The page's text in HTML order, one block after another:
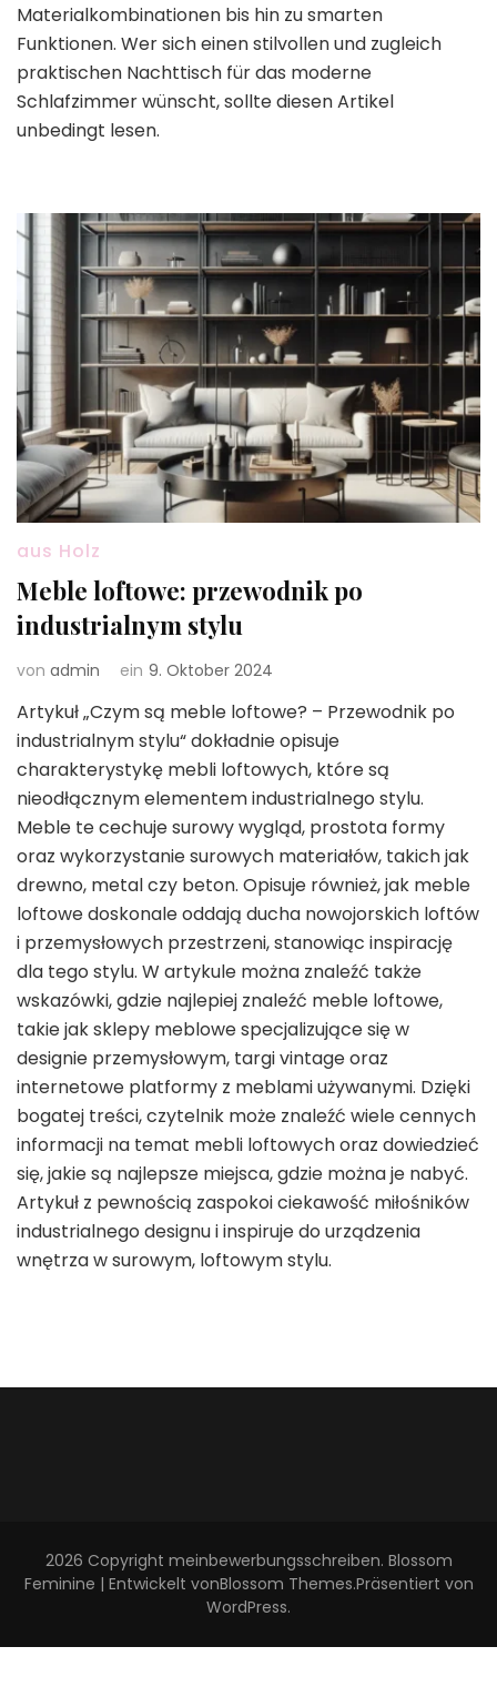
Materialkombinationen bis hin zu smarten
Funktionen. Wer sich einen stilvollen und zugleich
praktischen Nachttisch für das moderne
Schlafzimmer wünscht, sollte diesen Artikel
unbedingt lesen.
aus Holz
Meble loftowe: przewodnik po
industrialnym stylu
von admin ein 9. Oktober 2024
Artykuł „Czym są meble loftowe? – Przewodnik po
industrialnym stylu“ dokładnie opisuje
charakterystykę mebli loftowych, które są
nieodłącznym elementem industrialnego stylu.
Meble te cechuje surowy wygląd, prostota formy
oraz wykorzystanie surowych materiałów, takich jak
drewno, metal czy beton. Opisuje również, jak meble
loftowe doskonale oddają ducha nowojorskich loftów
i przemysłowych przestrzeni, stanowiąc inspirację
dla tego stylu. W artykule można znaleźć także
wskazówki, gdzie najlepiej znaleźć meble loftowe,
takie jak sklepy meblowe specjalizujące się w
designie przemysłowym, targi vintage oraz
internetowe platformy z meblami używanymi. Dzięki
bogatej treści, czytelnik może znaleźć wiele cennych
informacji na temat mebli loftowych oraz dowiedzieć
się, jakie są najlepsze miejsca, gdzie można je nabyć.
Artykuł z pewnością zaspokoi ciekawość miłośników
industrialnego designu i inspiruje do urządzenia
wnętrza w surowym, loftowym stylu.
2026 Copyright meinbewerbungsschreiben. Blossom
Feminine | Entwickelt vonBlossom Themes.Präsentiert von
WordPress.